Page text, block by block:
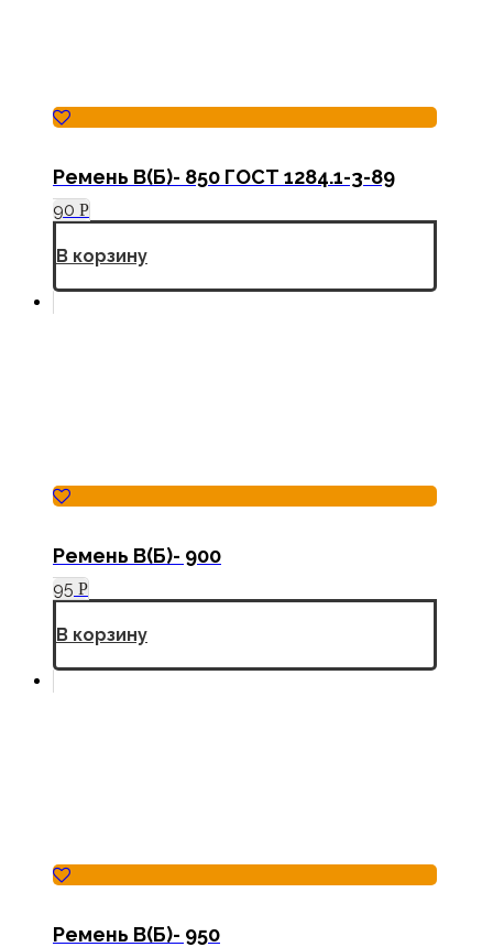
Ремень В(Б)- 850 ГОСТ 1284.1-3-89
90 Р
В корзину
Ремень В(Б)- 900
95 Р
В корзину
Ремень В(Б)- 950